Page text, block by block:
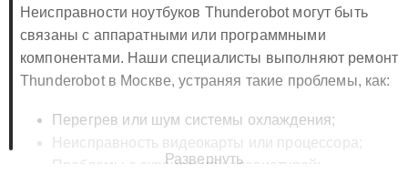
Неисправности ноутбуков Thunderobot могут быть
связаны с аппаратными или программными
компонентами. Наши специалисты выполняют ремонт
Thunderobot в Москве, устраняя такие проблемы, как:
Перегрев или шум системы охлаждения;
Неисправность видеокарты или процессора;
Проблемы с экраном или клавиатурой;
Развернуть